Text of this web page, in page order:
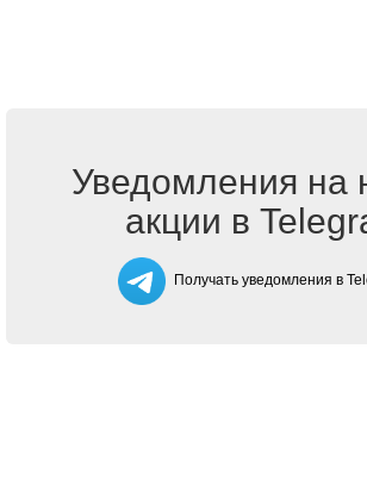
Уведомления на
акции в
Получать уведомления в